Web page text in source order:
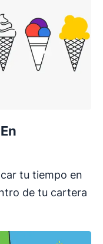
tu tiempo en
de tu cartera